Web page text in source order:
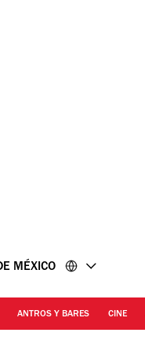
MÉXICO
ANTROS Y BARES CINE